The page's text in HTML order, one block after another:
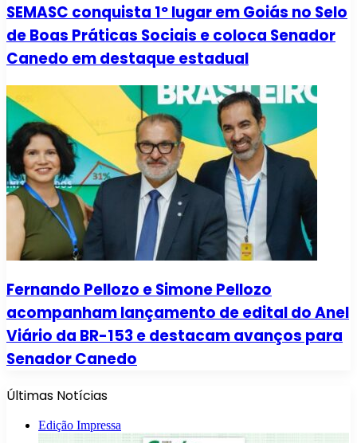
SEMASC conquista 1º lugar em Goiás no Selo
de Boas Práticas Sociais e coloca Senador
Canedo em destaque estadual
Fernando Pellozo e Simone Pellozo
acompanham lançamento de edital do Anel
Viário da BR-153 e destacam avanços para
Senador Canedo
Últimas Notícias
Edição Impressa